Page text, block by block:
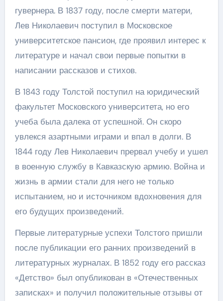
гувернера. В 1837 году, после смерти матери,
Лев Николаевич поступил в Московское
университетское пансион, где проявил интерес к
литературе и начал свои первые попытки в
написании рассказов и стихов.
В 1843 году Толстой поступил на юридический
факультет Московского университета, но его
учеба была далека от успешной. Он скоро
увлекся азартными играми и впал в долги. В
1844 году Лев Николаевич прервал учебу и ушел
в военную службу в Кавказскую армию. Война и
жизнь в армии стали для него не только
испытанием, но и источником вдохновения для
его будущих произведений.
Первые литературные успехи Толстого пришли
после публикации его ранних произведений в
литературных журналах. В 1852 году его рассказ
«Детство» был опубликован в «Отечественных
записках» и получил положительные отзывы от